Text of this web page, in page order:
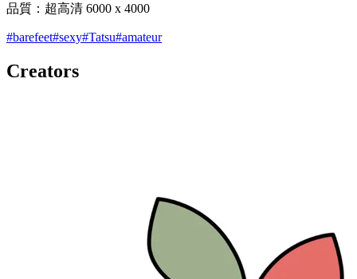
品質：超高清 6000 x 4000
#barefeet#sexy#Tatsu#amateur
Creators